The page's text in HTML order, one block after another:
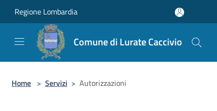
Regione Lombardia
Comune di Lurate Caccivio
Home > Servizi > Autorizzazioni